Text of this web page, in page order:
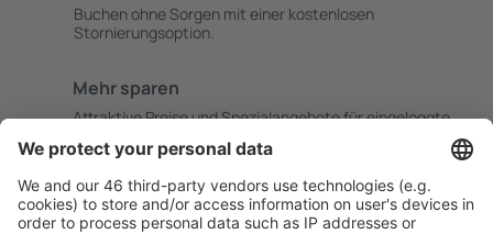
Buchen ohne Sorgen mit einer kostenlosen
Stornierungsoption.
Mehr sparen
Attraktive Preise und Spezialangebote für eingeloggte
Unterkünfte, die Sie mögen
Wählen Sie aus über 1,3 Millionen Unterkünften: Hotels,